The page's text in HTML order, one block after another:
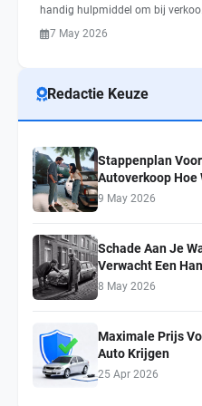
handig hulpmiddel om bij
7 May 2026
Redactie Keuze
Stappenplan
Autoverkoop Hoe
9 May 2026
Schade Aan Je
Verwacht Een
8 May 2026
Maximale Prijs
Auto Krijgen
25 Apr 2026